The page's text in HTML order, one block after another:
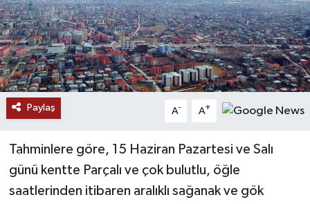
Paylaş A- A+
Tahminlere göre, 15 Haziran Pazartesi ve Salı
günü kentte Parçalı ve çok bulutlu, öğle
saatlerinden itibaren aralıklı sağanak ve gök